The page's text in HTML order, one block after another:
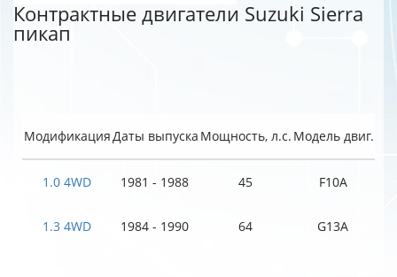
Контрактные двигатели Suzuki Sierra
пикап
МодификацияДаты выпуска Мощность, л.с. Модель двиг.
1.0 4WD 1981 - 1988 45 F10A
1.3 4WD 1984 - 1990 64 G13A